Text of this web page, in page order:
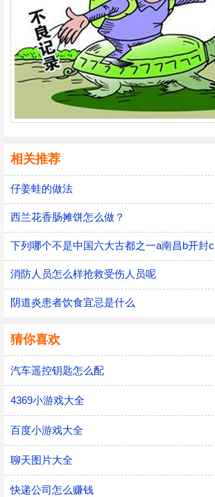
相关推荐
仔姜蛙的做法
西兰花香肠摊饼怎么做？
消防人员怎么样抢救受伤人员呢
阴道炎患者饮食宜忌是什么
猜你喜欢
汽车遥控钥匙怎么配
4369小游戏大全
百度小游戏大全
聊天图片大全
快递公司怎么赚钱